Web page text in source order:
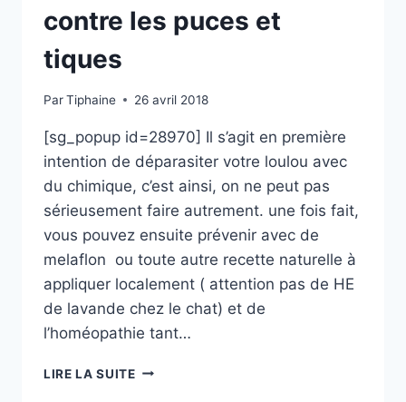
contre les puces et
tiques
ParTiphaine 26 avril 2018
[sg_popup id=28970] Il s’agit en première
intention de déparasiter votre loulou avec
du chimique, c’est ainsi, on ne peut pas
sérieusement faire autrement. une fois fait,
vous pouvez ensuite prévenir avec de
melaflon ou toute autre recette naturelle à
appliquer localement ( attention pas de HE
de lavande chez le chat) et de
l’homéopathie tant…
LIRE LA SUITETRAITEMENT